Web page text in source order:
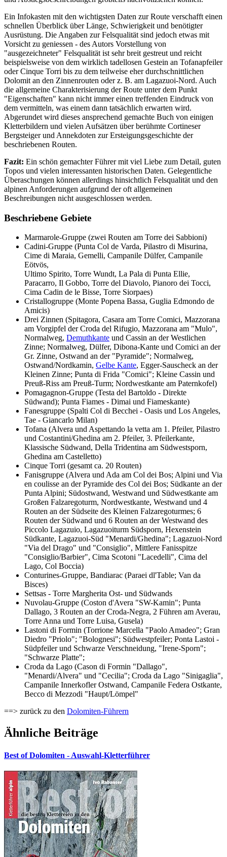
Ein Infokasten mit den wichtigsten Daten zur Route verschafft einen
schnellen Überblick über Länge, Schwierigkeit und benötigter
Ausrüstung. Die Angaben zur Felsqualität sind jedoch etwas mit
Vorsicht zu geniessen - des Autors Vorstellung von
"ausgezeichneter" Felsqualität ist sehr breit gestreut und reicht
beispielsweise von dem wirklich tadellosen Gestein an Tofanapfeiler
oder Cinque Torri bis zu dem teilweise eher durchschnittlichen
Dolomit an den Zinnenrouten oder z. B. am Lagazuoi-Nord. Auch
die allgemeine Charakterisierung der Route unter dem Punkt
"Eigenschaften" kann nicht immer einen treffenden Eindruck von
dem vermitteln, was einem dann tatsächlich erwarten wird.
Abgerundet wird dieses ansprechend gemachte Buch von einigen
Kletterbildern und vielen Aufsätzen über berühmte Cortineser
Bergsteiger und Annekdoten zur Ersteigungsgeschichte der
beschriebenen Routen.
Fazit: Ein schön gemachter Führer mit viel Liebe zum Detail, guten
Topos und vielen interessanten historischen Daten. Gelegentliche
Überaschungen können allerdings hinsichtlich Felsqualität und den
alpinen Anforderungen aufgrund der oft allgemeinen
Beschreibungen nicht ausgeschlossen werden.
Beschriebene Gebiete
Marmarole-Gruppe (zwei Routen am Torre dei Sabbioni)
Cadini-Gruppe (Punta Col de Varda, Pilastro di Misurina,
Cime di Maraia, Gemelli, Campanile Dülfer, Campanile
Eötvös,
Ultimo Spirito, Torre Wundt, La Pala di Punta Ellie,
Paracarro, Il Gobbo, Torre del Diavolo, Pianoro dei Tocci,
Cima Cadin de le Bisse, Torre Siorpaes)
Cristallogruppe (Monte Popena Bassa, Guglia Edmondo de
Amicis)
Drei Zinnen (Spitagora, Casara am Torre Comici, Mazzorana
am Vorgipfel der Croda del Rifugio, Mazzorana am "Mulo",
Normalweg, Demuthkante und Cassin an der Westlichen
Zinne; Normalweg, Dülfer, Dibona-Kante und Comici an der
Gr. Zinne, Ostwand an der "Pyramide"; Normalweg,
Ostwand/Nordkamin, Gelbe Kante, Egger-Sauscheck an der
Kleinen Zinne; Punta di Frida "Comici"; Kleine Cassin und
Preuß-Riss am Preuß-Turm; Nordwestkante am Paternkofel)
Pomagagnon-Gruppe (Testa del Bartoldo - Direkte
Südwand); Punta Fiames - Dimai und Fiameskante)
Fanesgruppe (Spalti Col di Becchei - Oasis und Los Angeles,
Tae - Giancarlo Milan)
Tofana (Alvera und Aspettando la vetta am 1. Pfeiler, Pilastro
und Costantini/Ghedina am 2. Pfeiler, 3. Pfeilerkante,
Klassische Südwand, Della Tridentina am Südwestsporn,
Ghedina am Castelletto)
Cinque Torri (gesamt ca. 20 Routen)
Fanisgruppe (Alvera und Ada am Col dei Bos; Alpini und Via
en coulisse an der Pyramide des Col dei Bos; Südkante an der
Punta Alpini; Südostwand, Westwand und Südwestkante am
Großen Falzaregoturm, Nordwestkante, Westwand und 4
Routen an der Südseite des Kleinen Falzaregoturmes; 6
Routen der Südwand und 6 Routen an der Westwand des
Piccolo Lagazuio, Lagazuoiturm Südsporn, Hexenstein
Südkante, Lagazuoi-Süd "Menardi/Ghedina"; Lagazuoi-Nord
"Via del Drago" und "Consiglio", Mittlere Fanisspitze
"Consiglio/Barbier", Cima Scotoni "Lacedelli", Cima del
Lago, Col Boccia)
Conturines-Gruppe, Bandiarac (Paraei dl'Table; Van da
Bisces)
Settsas - Torre Margherita Ost- und Südwands
Nuvolau-Gruppe (Coston d'Avera "SW-Kamin"; Punta
Dallago, 3 Routen an der Croda-Negra, 2 Führen am Averau,
Torre Anna und Torre Luisa, Gusela)
Lastoni di Formin (Torrione Marcella "Paolo Amadeo"; Gran
Diedro "Priolo"; "Bolognesi"; Südwestpfeiler; Ponta Lastoi -
Südpfeiler und Schwarze Verschneidung, "Irene-Sporn";
"Schwarze Platte";
Croda da Lago (Cason di Formin "Dallago",
"Menardi/Alvera" und "Cecilia"; Croda da Lago "Sinigaglia",
Campanile Innerkofler Ostwand, Campanile Federa Ostkante,
Becco di Mezzodi "Haupt/Lömpel"
==> zurück zu den Dolomiten-Führern
Ähnliche Beiträge
Best of Dolomiten - Auswahl-Kletterführer